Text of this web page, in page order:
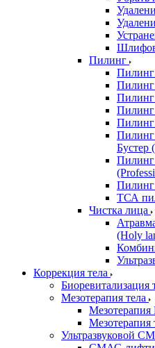
Пилинг
Пилинг
Пилинг
Пилинг
Бустер
Пилинг
ТСА
Чистка лица
(Holy
Коррекция тела
Биоревитализация
Мезотерапия тела
Мезотерапия
Мезотерапия
Ультразвуковой